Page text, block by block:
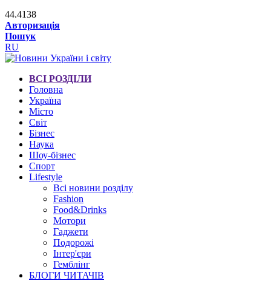
44.4138
Авторизація
Пошук
RU
ВСІ РОЗДІЛИ
Головна
Україна
Місто
Світ
Бізнес
Наука
Шоу-бізнес
Спорт
Lifestyle
Всі новини розділу
Fashion
Food&Drinks
Мотори
Гаджети
Подорожі
Інтер'єри
Гемблінг
БЛОГИ ЧИТАЧІВ